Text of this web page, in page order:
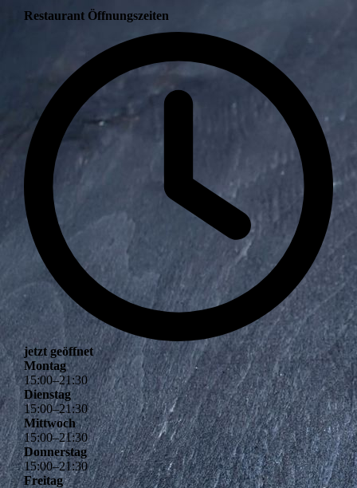
Restaurant Öffnungszeiten
jetzt geöffnet
Montag
15:00–21:30
Dienstag
15:00–21:30
Mittwoch
15:00–21:30
Donnerstag
15:00–21:30
Freitag